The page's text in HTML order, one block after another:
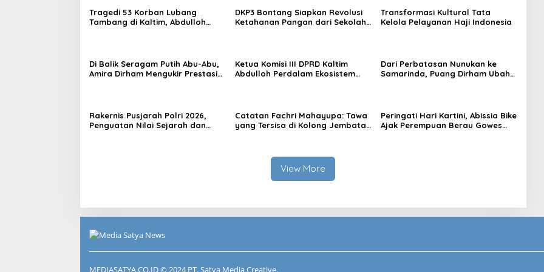
Tragedi 53 Korban Lubang
Tambang di Kaltim, Abdulloh
DKP3 Bontang Siapkan Revolusi
Ketahanan Pangan dari Sekolah,
Transformasi Kultural Tata
Kelola Pelayanan Haji Indonesia
Di Balik Seragam Putih Abu-Abu,
Amira Dirham Mengukir Prestasi
Ketua Komisi III DPRD Kaltim
Abdulloh Perdalam Ekosistem
Dari Perbatasan Nunukan ke
Samarinda, Puang Dirham Ubah
Rakernis Pusjarah Polri 2026,
Penguatan Nilai Sejarah dan
Catatan Fachri Mahayupa: Tawa
yang Tersisa di Kolong Jembatan
Peringati Hari Kartini, Abissia Bike
Ajak Perempuan Berau Gowes
View More
MEDIASATYA.CO.ID© 2024 PT. Satya Media Creative.